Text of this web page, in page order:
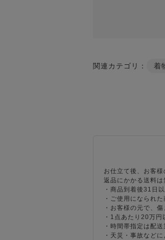
関連カテゴリ： 着
お仕立て後、お客
返品にかかる送料
・商品到着後31日
・ご使用になられた
・お客様の元で、
・1点あたり20万
・時間帯指定は配
・天災・事故など